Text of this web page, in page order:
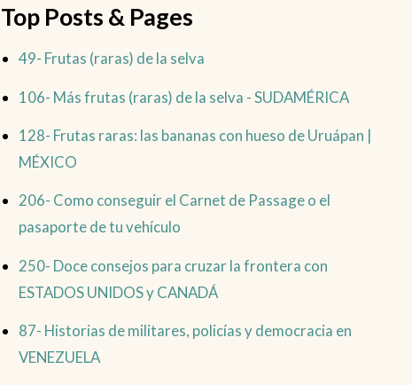
Top Posts & Pages
49- Frutas (raras) de la selva
106- Más frutas (raras) de la selva - SUDAMÉRICA
128- Frutas raras: las bananas con hueso de Uruápan |
MÉXICO
206- Como conseguir el Carnet de Passage o el
pasaporte de tu vehículo
250- Doce consejos para cruzar la frontera con
ESTADOS UNIDOS y CANADÁ
87- Historias de militares, policías y democracia en
VENEZUELA